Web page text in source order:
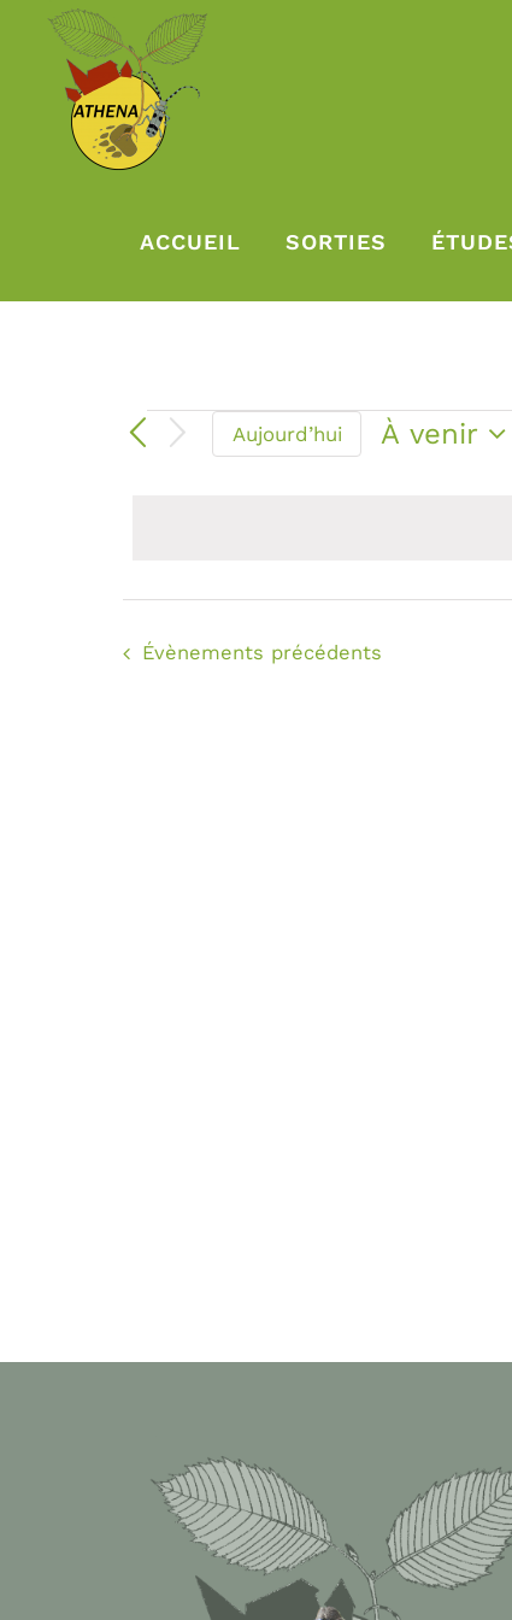
Passer
contenu
ACCUEIL SORTIES
Aujourd’hui
À venir
Évènements précédents